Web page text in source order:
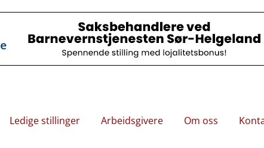
Ledige stillinger Arbeidsgivere Om oss